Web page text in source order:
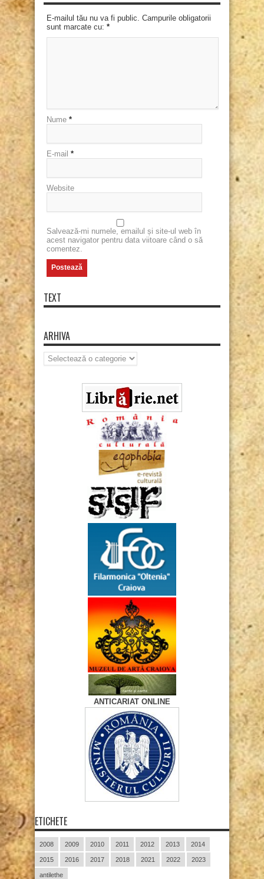
E-mailul tău nu va fi public. Campurile obligatorii
sunt marcate cu: *
Nume *
E-mail *
Website
Salvează-mi numele, emailul și site-ul web în
acest navigator pentru data viitoare când o să
comentez.
TEXT
ARHIVA
Arhiva
ANTICARIAT ONLINE
ETICHETE
2008 2009 2010 2011 2012 2013 2014
2015 2016 2017 2018 2021 2022 2023
antilethe